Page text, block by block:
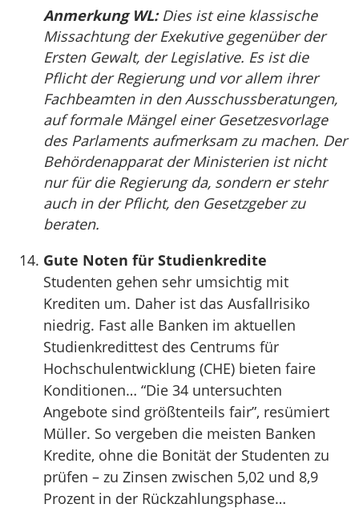
Anmerkung WL:Dies ist eine klassische
Missachtung der Exekutive gegenüber der
Ersten Gewalt, der Legislative. Es ist die
Pflicht der Regierung und vor allem ihrer
Fachbeamten in den Ausschussberatungen,
auf formale Mängel einer Gesetzesvorlage
des Parlaments aufmerksam zu machen. Der
Behördenapparat der Ministerien ist nicht
nur für die Regierung da, sondern er stehr
auch in der Pflicht, den Gesetzgeber zu
beraten.
Gute Noten für Studienkredite
Studenten gehen sehr umsichtig mit
Krediten um. Daher ist das Ausfallrisiko
niedrig. Fast alle Banken im aktuellen
Studienkredittest des Centrums für
Hochschulentwicklung (CHE) bieten faire
Konditionen… “Die 34 untersuchten
Angebote sind größtenteils fair”, resümiert
Müller. So vergeben die meisten Banken
Kredite, ohne die Bonität der Studenten zu
prüfen – zu Zinsen zwischen 5,02 und 8,9
Prozent in der Rückzahlungsphase…